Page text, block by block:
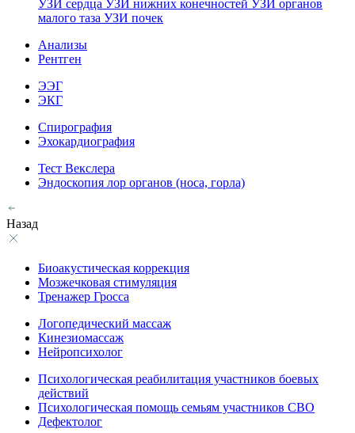
УЗИ сердца УЗИ нижних конечностей УЗИ органов
малого таза УЗИ почек
Анализы
Рентген
ЭЭГ
ЭКГ
Спирография
Эхокардиография
Тест Векслера
Эндоскопия лор органов (носа, горла)
Назад
Биоакустическая коррекция
Мозжечковая стимуляция
Тренажер Гросса
Логопедический массаж
Кинезиомассаж
Нейропсихолог
Психологическая реабилитация участников боевых
действий
Психологическая помощь семьям участников СВО
Дефектолог